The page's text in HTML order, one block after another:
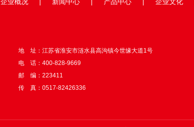
地 址：江苏省淮安市涟水县高沟镇今世缘大道1号
电 话：400-828-9669
邮 编：223411
传 真：0517-82426336